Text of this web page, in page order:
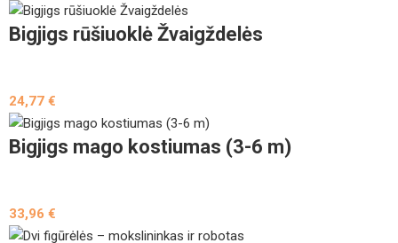
Bigjigs rūšiuoklė Žvaigždelės
24,77€
Bigjigs mago kostiumas (3-6 m)
33,96€